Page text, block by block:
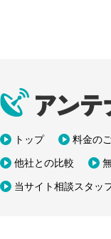
トップ 料金の
他社との比較
当サイト相談スタッ